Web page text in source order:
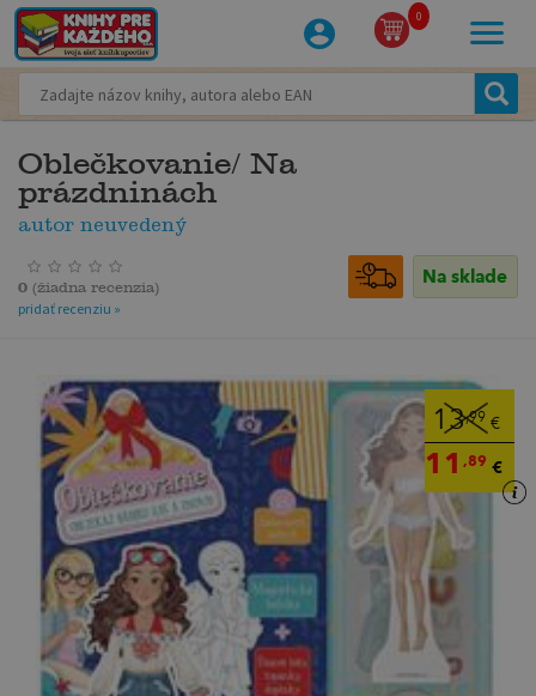
0
Oblečkovanie/ Na
prázdninách
autor neuvedený
Na sklade
0 (žiadna recenzia)
pridať recenziu »
13,99 €
11,89 €